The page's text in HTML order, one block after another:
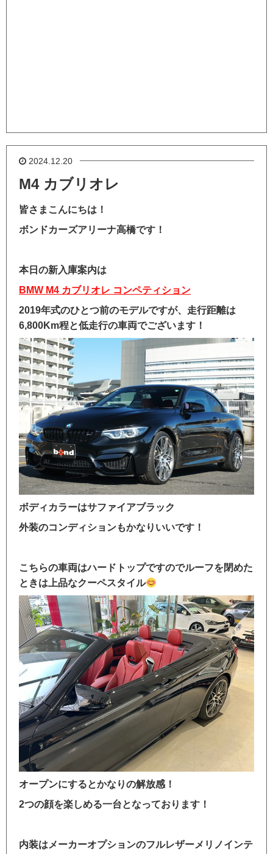
2024.12.20
M4 カブリオレ
皆さまこんにちは！
ボンドカーズアリーナ高橋です！
本日の新入庫案内は
BMW M4 カブリオレ コンペティション
2019年式のひとつ前のモデルですが、走行距離は
6,800Km程と低走行の車両でございます！
ボディカラーはサファイアブラック
外装のコンディションもかなりいいです！
こちらの車両はハードトップですのでルーフを閉めた
ときは上品なクーペスタイル
オープンにするとかなりの解放感！
2つの顔を楽しめる一台となっております！
内装はメーカーオプションのフルレザーメリノインテ